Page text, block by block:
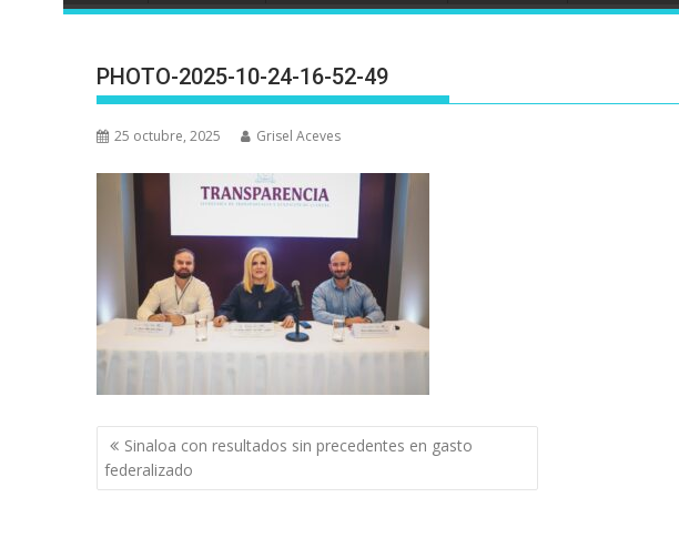
PHOTO-2025-10-24-16-52-49
25 octubre, 2025 Grisel Aceves
Navegación
de
entradas
Sinaloa con resultados sin precedentes en gasto
federalizado